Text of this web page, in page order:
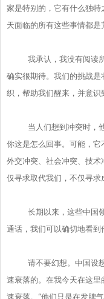
家是特别的，它有什么独特
天面临的所有这些事情都是
我承认，我没有阅读
确实很期待。我们的挑战是
织，帮助我们醒来，并意识
当人们想到冲突时，
你这是怎么回事。可能，它
外交冲突、社会冲突、技术
仅寻求取代我们， 不仅寻求
长期以来，这些中国
通话， 我们可以确切地看到
请不要幻想。中国设
速衰落的。在我今天在这里
速衰落。“他们只是在发脾